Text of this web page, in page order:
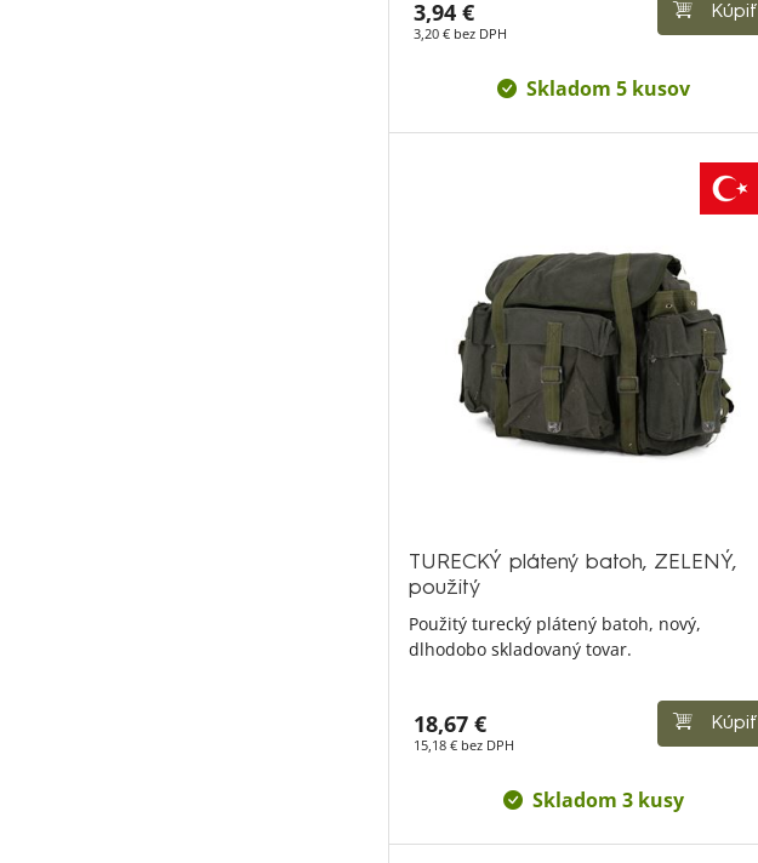
3,94 €
3,20 € bez DPH
Kúpiť
Skladom 5 kusov
TURECKÝ plátený batoh, ZELENÝ,
použitý
Použitý turecký plátený batoh, nový,
dlhodobo skladovaný tovar.
18,67 €
15,18 € bez DPH
Kúpiť
Skladom 3 kusy